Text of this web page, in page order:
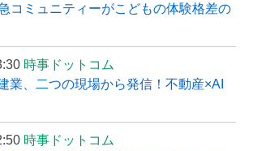
コミュニティーがこどもの体験格差の
時事ドットコム
業、二つの現場から発信！不動産×AI
時事ドットコム